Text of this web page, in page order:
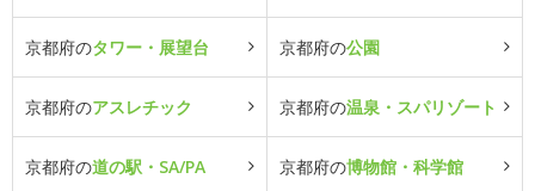
京都府のタワー・展望台 京都府の公園
京都府のアスレチック 京都府の温泉・スパリゾート
京都府の道の駅・SA/PA 京都府の博物館・科学館